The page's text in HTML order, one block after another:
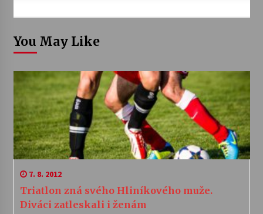
You May Like
7. 8. 2012
Triatlon zná svého Hliníkového muže.
Diváci zatleskali i ženám